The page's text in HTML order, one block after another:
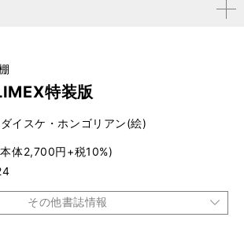
拡大す
特装版
イスケ・ホンゴリアン(絵)
体2,700円+税10%)
その他書誌情報